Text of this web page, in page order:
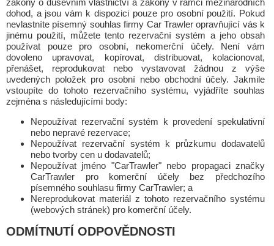
zákony o duševním vlastnictví a zákony v rámci mezinárodních
dohod, a jsou vám k dispozici pouze pro osobní použití. Pokud
nevlastníte písemný souhlas firmy Car Trawler opravňující vás k
jinému použití, můžete tento rezervační systém a jeho obsah
používat pouze pro osobní, nekomerční účely. Není vám
dovoleno upravovat, kopírovat, distribuovat, kolacionovat,
přenášet, reprodukovat nebo vystavovat žádnou z výše
uvedených položek pro osobní nebo obchodní účely. Jakmile
vstoupíte do tohoto rezervačního systému, vyjádříte souhlas
zejména s následujícími body:
Nepoužívat rezervační systém k provedení spekulativní
nebo nepravé rezervace;
Nepoužívat rezervační systém k průzkumu dodavatelů
nebo tvorby cen u dodavatelů;
Nepoužívat jméno "CarTrawler" nebo propagaci značky
CarTrawler pro komerční účely bez předchozího
písemného souhlasu firmy CarTrawler; a
Nereprodukovat materiál z tohoto rezervačního systému
(webových stránek) pro komerční účely.
ODMÍTNUTÍ ODPOVĚDNOSTI